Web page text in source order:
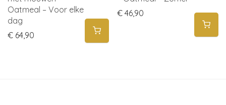
Oatmeal – Voor elke
dag
€ 64,90
€ 46,90